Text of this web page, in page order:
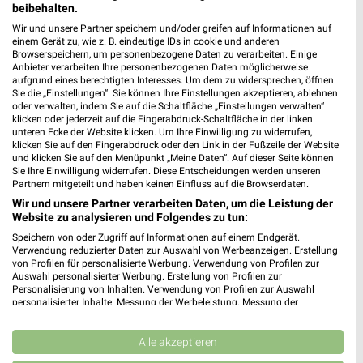
8,3 km
Wochenend Spezial
Gültig ab Fr. 14.08.
16,5 km
Angebote ab 15.07.
Gültig bis Di. 11.08.
Sconto Möbel Höffner
beibehalten.
Wir und unsere Partner speichern und/oder greifen auf Informationen auf
einem Gerät zu, wie z. B. eindeutige IDs in cookie und anderen
Browserspeichern, um personenbezogene Daten zu verarbeiten. Einige
Anbieter verarbeiten Ihre personenbezogenen Daten möglicherweise
aufgrund eines berechtigten Interesses. Um dem zu widersprechen, öffnen
Sie die „Einstellungen“. Sie können Ihre Einstellungen akzeptieren, ablehnen
oder verwalten, indem Sie auf die Schaltfläche „Einstellungen verwalten“
klicken oder jederzeit auf die Fingerabdruck-Schaltfläche in der linken
unteren Ecke der Website klicken. Um Ihre Einwilligung zu widerrufen,
klicken Sie auf den Fingerabdruck oder den Link in der Fußzeile der Website
und klicken Sie auf den Menüpunkt „Meine Daten“. Auf dieser Seite können
Sie Ihre Einwilligung widerrufen. Diese Entscheidungen werden unseren
Partnern mitgeteilt und haben keinen Einfluss auf die Browserdaten.
Wir und unsere Partner verarbeiten Daten, um die Leistung der
Website zu analysieren und Folgendes zu tun:
Speichern von oder Zugriff auf Informationen auf einem Endgerät.
Verwendung reduzierter Daten zur Auswahl von Werbeanzeigen. Erstellung
von Profilen für personalisierte Werbung. Verwendung von Profilen zur
Auswahl personalisierter Werbung. Erstellung von Profilen zur
Personalisierung von Inhalten. Verwendung von Profilen zur Auswahl
personalisierter Inhalte. Messung der Werbeleistung. Messung der
Kombinationen von Daten aus verschiedenen Quellen. Entwicklung und
Verbesserung der Angebote. Verwendung reduzierter Daten zur Auswahl
von Inhalten.
Alle akzeptieren